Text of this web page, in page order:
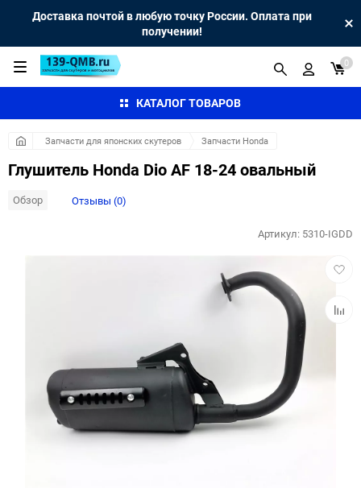
Доставка почтой в любую точку России. Оплата при
получении!
КАТАЛОГ ТОВАРОВ
0
Запчасти для японских скутеров Запчасти Honda
Глушитель Honda Dio AF 18-24 овальный
Обзор Отзывы (0)
к
Артикул: 5310-IGDD